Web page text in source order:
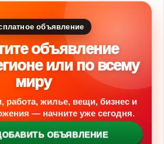
объявление
объявление
или по всему
миру
работа, жилье, вещи, бизнес и
— начните уже сегодня.
ОБЪЯВЛЕНИЕ